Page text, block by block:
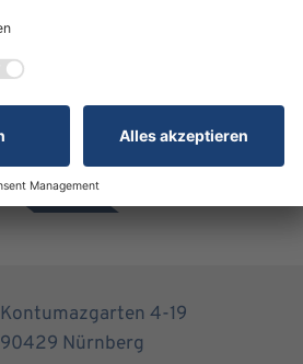
Kontumazgarten 4-19
90429 Nürnberg